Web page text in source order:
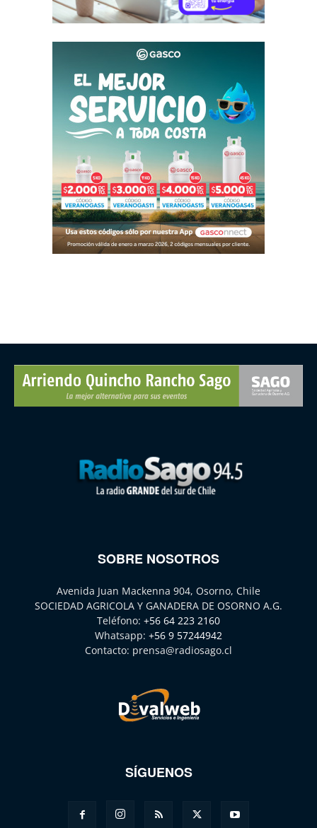
SOBRE NOSOTROS
Avenida Juan Mackenna 904, Osorno, Chile
SOCIEDAD AGRICOLA Y GANADERA DE OSORNO A.G.
Teléfono: +56 64 223 2160
Whatsapp: +56 9 57244942
Contacto: prensa@radiosago.cl
SÍGUENOS